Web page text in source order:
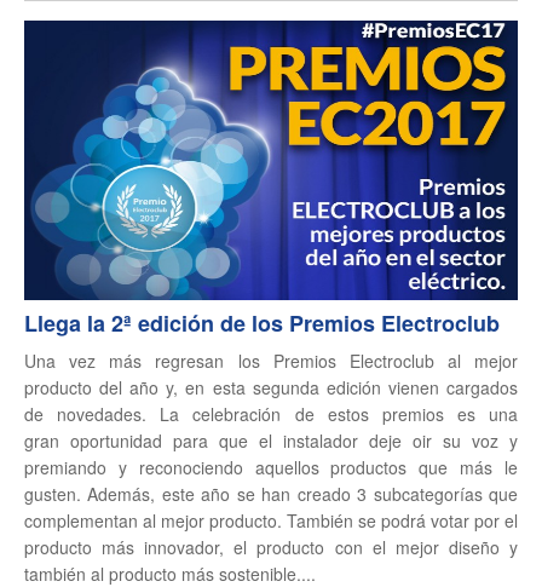
Llega la 2ª edición de los Premios Electroclub
Una vez más regresan los Premios Electroclub al mejor
producto del año y, en esta segunda edición vienen cargados
de novedades. La celebración de estos premios es una
gran oportunidad para que el instalador deje oir su voz y
premiando y reconociendo aquellos productos que más le
gusten. Además, este año se han creado 3 subcategorías que
complementan al mejor producto. También se podrá votar por el
producto más innovador, el producto con el mejor diseño y
también al producto más sostenible....